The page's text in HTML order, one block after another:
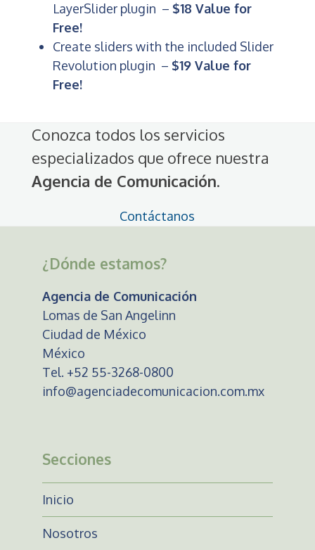
LayerSlider plugin – $18 Value for
Free!
Create sliders with the included Slider
Revolution plugin – $19 Value for
Free!
Conozca todos los servicios
especializados que ofrece nuestra
Agencia de Comunicación.
Contáctanos
¿Dónde estamos?
Agencia de Comunicación
Lomas de San Angelinn
Ciudad de México
México
Tel. +52 55-3268-0800
info@agenciadecomunicacion.com.mx
Secciones
Inicio
Nosotros